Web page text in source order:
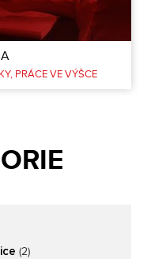
PRÁCE VE VÝŠCE
(2)